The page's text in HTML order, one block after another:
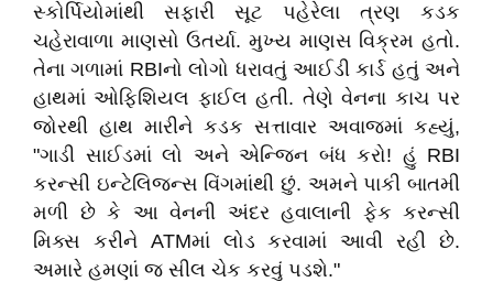
સ્કોર્પિયોમાંથી સફારી સૂટ પહેરેલા ત્રણ કડક
ચહેરાવાળા માણસો ઉતર્યા. મુખ્ય માણસ વિક્રમ હતો.
તેના ગળામાં RBIનો લોગો ધરાવતું આઈડી કાર્ડ હતું અને
હાથમાં ઓફિશિયલ ફાઈલ હતી. તેણે વેનના કાચ પર
જોરથી હાથ મારીને કડક સત્તાવાર અવાજમાં કહ્યું,
"ગાડી સાઈડમાં લો અને એન્જિન બંધ કરો! હું RBI
કરન્સી ઇન્ટેલિજન્સ વિંગમાંથી છું. અમને પાકી બાતમી
મળી છે કે આ વેનની અંદર હવાલાની ફેક કરન્સી
મિક્સ કરીને ATMમાં લોડ કરવામાં આવી રહી છે.
અમારે હમણાં જ સીલ ચેક કરવું પડશે."